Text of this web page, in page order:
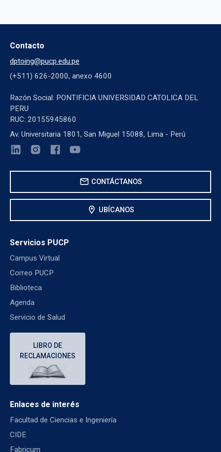
Contacto
dptoing@pucp.edu.pe
(+511) 626-2000, anexo 4600
Razón Social: PONTIFICIA UNIVERSIDAD CATOLICA DEL
PERU
RUC: 20155945860
Av. Universitaria 1801, San Miguel 15088, Lima - Perú
mail CONTÁCTANOS
location_on UBÍCANOS
Servicios PUCP
Campus Virtual
Correo PUCP
Biblioteca
Agenda
Servicio de Salud
LIBRO DE
RECLAMACIONES
Enlaces de interés
Facultad de Ciencias e Ingeniería
CIDE
Fabricum